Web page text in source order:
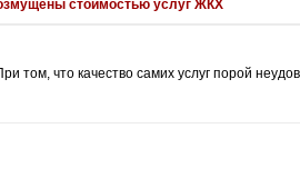
стоимостью услуг ЖКХ
том, что качество самих услуг порой